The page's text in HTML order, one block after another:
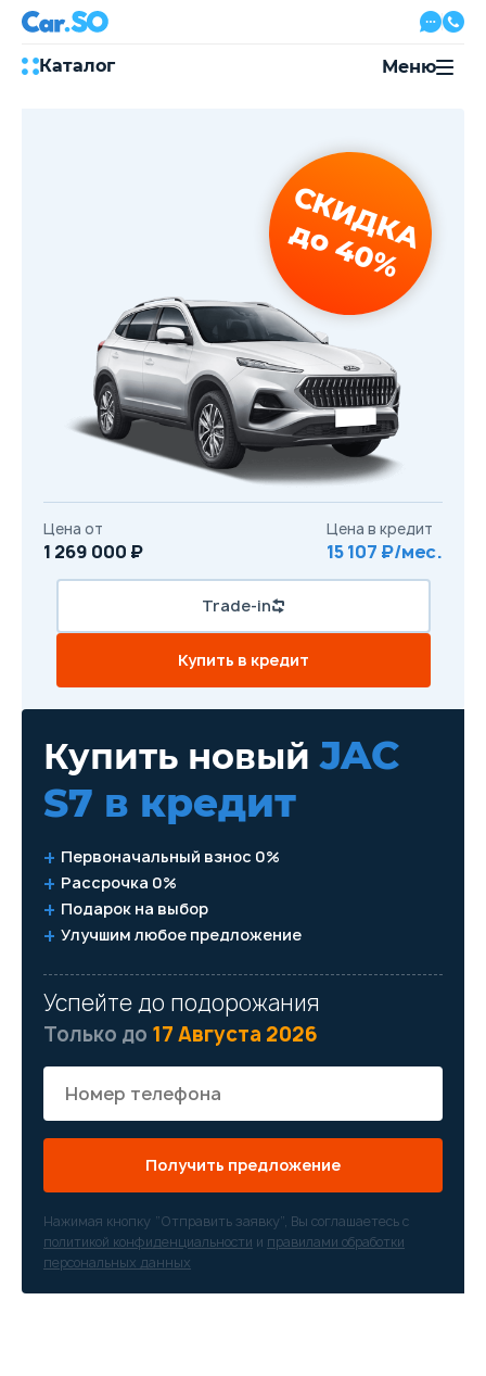
Каталог
8 800 500-03-23
с 08:00 по 20:00, без выходных
Привольная улица, 2, к5
Перезвоните мне
Меню
Купить новыйJAC
S7 в кредит
Первоначальный взнос 0%
Рассрочка 0%
Подарок на выбор
Улучшим любое предложение
Успейте до подорожания
Только до 17 Августа 2026
Получить предложение
Нажимая кнопку “Отправить заявку”, Вы соглашаетесь с
политикой конфиденциальности и правилами обработки
персональных данных
СКИДКА
до 40%
Цена от
1 269 000 ₽
Цена в кредит
15 107 ₽/мес.
Trade-in
Купить в кредит